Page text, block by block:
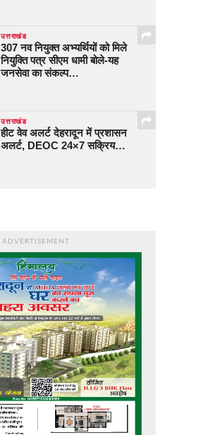
उत्तराखंड
307 नव नियुक्त अभ्यर्थियों को मिले
नियुक्ति पत्र सीएम धामी बोले-यह
जनसेवा का संकल्प…
उत्तराखंड
हीट वेव अलर्ट देहरादून में प्रशासन
अलर्ट, DEOC 24×7 सक्रिय…
ADVERTISEMENT